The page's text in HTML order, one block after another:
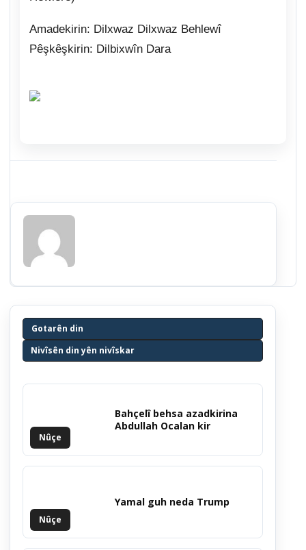
Amadekirin: Dilxwaz Dilxwaz Behlewî
Pêşkêşkirin: Dilbixwîn Dara
Gotarên din
Nivîsên din yên nivîskar
Nûçe
Bahçelî behsa azadkirina
Abdullah Ocalan kir
Nûçe
Yamal guh neda Trump